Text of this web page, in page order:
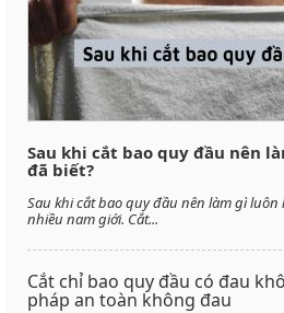
Sau khi cắt bao quy đầu nên
đã biết?
Sau khi cắt bao quy đầu nên làm gì
nhiều nam giới. Cắt...
Cắt chỉ bao quy đầu có đau
pháp an toàn không đau